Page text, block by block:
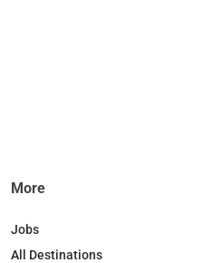
More
Jobs
All Destinations